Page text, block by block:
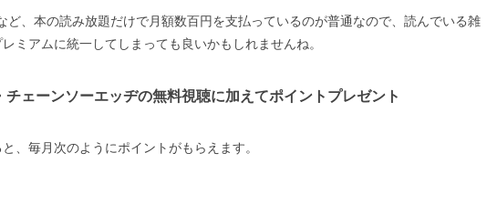
ど、本の読み放題だけで月額数百円を支払っているのが普通なので、読んでいる雑
ミアムに統一してしまっても良いかもしれませんね。
ェーンソーエッヂの無料視聴に加えてポイントプレゼント
、毎月次のようにポイントがもらえます。